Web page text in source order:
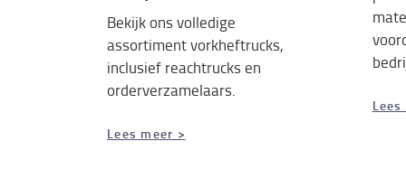
Bekijk ons volledige
assortiment vorkheftrucks,
inclusief reachtrucks en
orderverzamelaars.
Lees meer >